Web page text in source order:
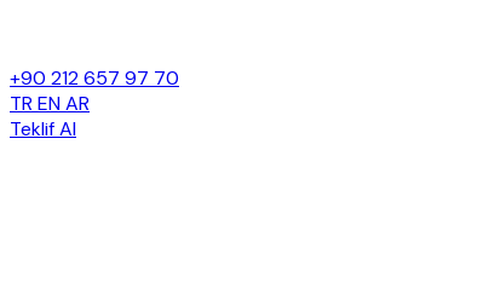
+90 212 657 97 70
TR ENAR
Teklif Al